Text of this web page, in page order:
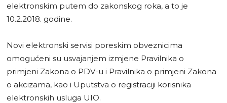
elektronskim putem do zakonskog roka, a to je
10.2.2018. godine.
Novi elektronski servisi poreskim obveznicima
omogućeni su usvajanjem izmjene Pravilnika o
primjeni Zakona o PDV-u i Pravilnika o primjeni Zakona
o akcizama, kao i Uputstva o registraciji korisnika
elektronskih usluga UIO.